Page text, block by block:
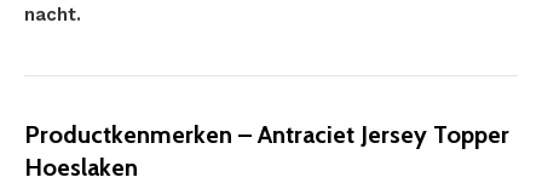
nacht.
Productkenmerken – Antraciet Jersey Topper
Hoeslaken